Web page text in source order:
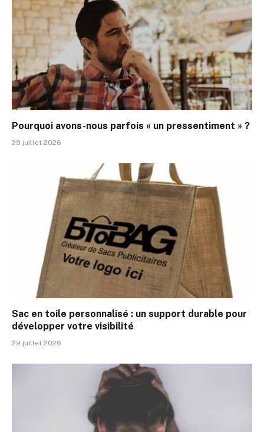
Pourquoi avons-nous parfois « un pressentiment » ?
29 juillet 2026
Sac en toile personnalisé : un support durable pour
développer votre visibilité
29 juillet 2026